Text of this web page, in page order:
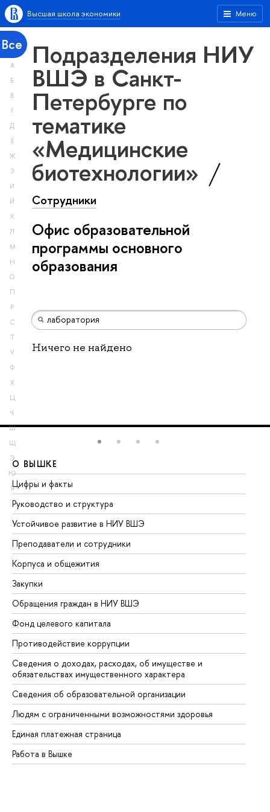
Меню
Высшая школа экономики
Все
А
Б
В
Г
Д
Е
Ж
З
И
Й
К
Л
М
Н
О
П
Р
С
Т
У
Ф
Х
Ц
Ч
Ш
Щ
Э
Ю
Я
Подразделения НИУ
ВШЭ в Санкт-
Петербурге по
тематике
«Медицинские
биотехнологии»
Сотрудники
Офис образовательной
программы основного
образования
Ничего не найдено
О ВЫШКЕ
Цифры и факты
Руководство и структура
Устойчивое развитие в НИУ ВШЭ
Преподаватели и сотрудники
Корпуса и общежития
Закупки
Обращения граждан в НИУ ВШЭ
Фонд целевого капитала
Противодействие коррупции
Сведения о доходах, расходах, об имуществе и
обязательствах имущественного характера
Сведения об образовательной организации
Людям с ограниченными возможностями здоровья
Единая платежная страница
Работа в Вышке